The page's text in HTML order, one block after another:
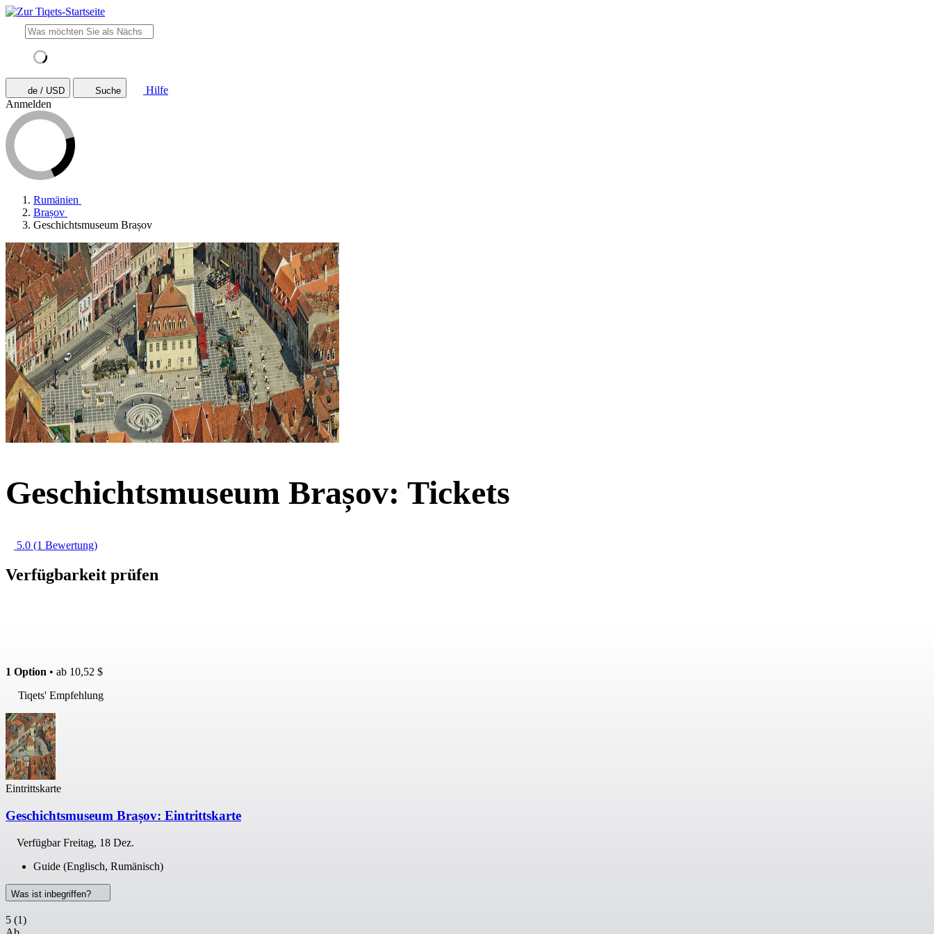
de / USD Suche
Hilfe
Anmelden
Rumänien
Brașov
Geschichtsmuseum Brașov
Geschichtsmuseum Brașov: Tickets
5.0 (1 Bewertung)
Verfügbarkeit prüfen
1 Option • ab 10,52 $
Tiqets' Empfehlung
Eintrittskarte
Geschichtsmuseum Brașov: Eintrittskarte
VerfügbarFreitag, 18 Dez.
Guide (Englisch, Rumänisch)
Was ist inbegriffen?
5 (1)